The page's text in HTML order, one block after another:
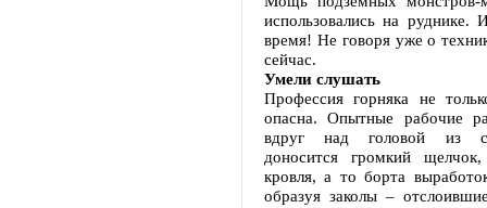
использовались на
время! Не говоря уже о
сейчас.
Умели слушать
Профессия горняка не
опасна. Опытные рабочие
вдруг над головой из
доносится громкий
кровля, а то борта
образуя заколы –